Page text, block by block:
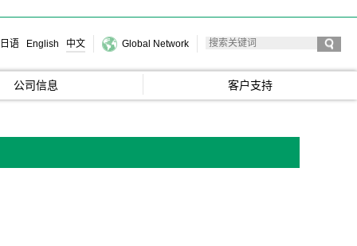
日语 English 中文 Global Network
公司信息 客户支持